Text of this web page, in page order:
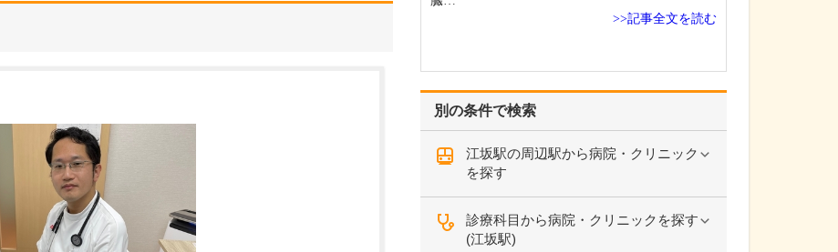
別の条件で検索
江坂駅の周辺駅から病院・クリニック
を探す
診療科目から病院・クリニックを探す
(江坂駅)
>>記事全文を読む